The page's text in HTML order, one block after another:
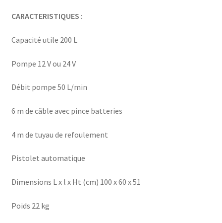
CARACTERISTIQUES :
Capacité utile 200 L
Pompe 12 V ou 24 V
Débit pompe 50 L/min
6 m de câble avec pince batteries
4 m de tuyau de refoulement
Pistolet automatique
Dimensions L x l x Ht (cm) 100 x 60 x 51
Poids 22 kg